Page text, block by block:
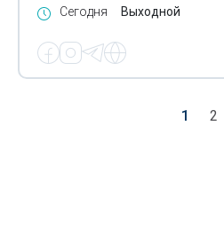
Сегодня Выходной
1 2